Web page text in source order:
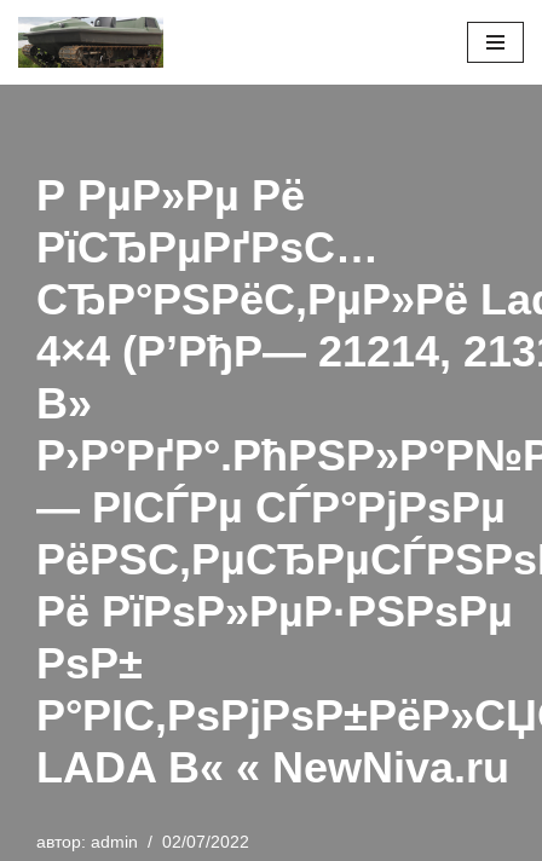
Перейти
Р РµР»Рµ Рё
РїСЂРµРґРѕС…
СЂР°РЅРёС‚РµР»Рё
4×4 (Р’РђР— 21214,
В»
— РІСЃРµ СЃР°РјРѕРµ
Рё РїРѕР»РµР·РЅРѕРµ
РѕР±
LADA В« « NewNiva.ru
автор: admin 02/07/2022